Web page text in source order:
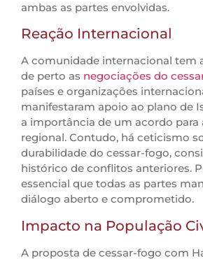
ambas as partes envolvidas.
Reação Internacional
A comunidade internacional tem
de perto as negociações do
países e organizações
manifestaram apoio ao plano de
a importância de um acordo para
regional. Contudo, há ceticismo
durabilidade do cessar-fogo,
histórico de conflitos anteriores.
essencial que todas as partes
diálogo aberto e comprometido.
Impacto na População
A proposta de cessar-fogo com